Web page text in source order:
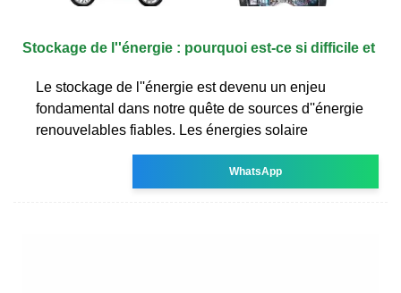
Stockage de l''énergie : pourquoi est-ce si difficile et
Le stockage de l''énergie est devenu un enjeu
fondamental dans notre quête de sources d''énergie
renouvelables fiables. Les énergies solaire
WhatsApp